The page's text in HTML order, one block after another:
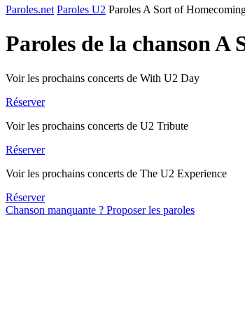
Paroles.net Paroles U2 Paroles A Sort of
Paroles de la chanson
Voir les prochains concerts de With U2 Day
Réserver
Voir les prochains concerts de U2 Tribute
Réserver
Voir les prochains concerts de The U2 Experience
Réserver
Chanson manquante ? Proposer les paroles